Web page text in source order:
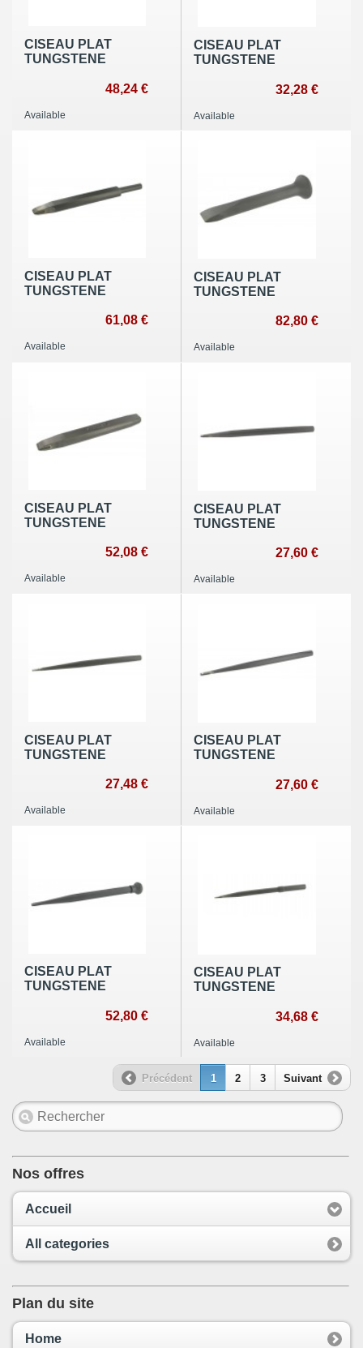
CISEAU PLAT
TUNGSTENE
48,24 €
Available
CISEAU PLAT
TUNGSTENE
32,28 €
Available
CISEAU PLAT
TUNGSTENE
61,08 €
Available
CISEAU PLAT
TUNGSTENE
82,80 €
Available
CISEAU PLAT
TUNGSTENE
52,08 €
Available
CISEAU PLAT
TUNGSTENE
27,60 €
Available
CISEAU PLAT
TUNGSTENE
27,48 €
Available
CISEAU PLAT
TUNGSTENE
27,60 €
Available
CISEAU PLAT
TUNGSTENE
52,80 €
Available
CISEAU PLAT
TUNGSTENE
34,68 €
Available
Précédent 1 2 3 Suivant
Nos offres
Accueil
All categories
Plan du site
Home